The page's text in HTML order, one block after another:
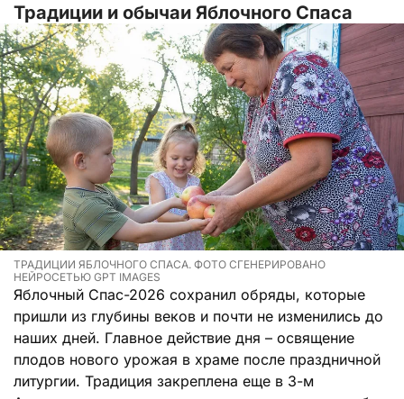
Традиции и обычаи Яблочного Спаса
ТРАДИЦИИ ЯБЛОЧНОГО СПАСА. ФОТО СГЕНЕРИРОВАНО
НЕЙРОСЕТЬЮ GPT IMAGES
Яблочный Спас-2026 сохранил обряды, которые
пришли из глубины веков и почти не изменились до
наших дней. Главное действие дня – освящение
плодов нового урожая в храме после праздничной
литургии. Традиция закреплена еще в 3-м